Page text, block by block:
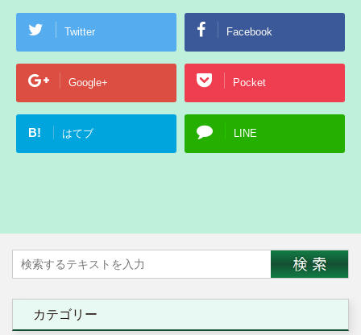
Twitter Facebook
Google+ Pocket
B! はてブ LINE
カテゴリー